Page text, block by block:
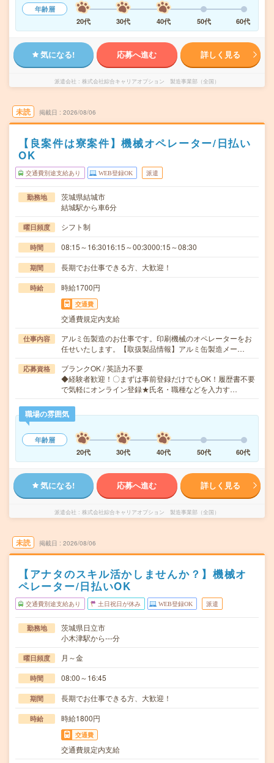
年齢層
20代
30代 40代 50代 60代
気になる! 応募へ進む 詳しく見る
派遣会社 株式会社綜合キャリアオプション 製造事業部（全国）
未読 掲載日 2026/08/06
【良案件は寮案件】機械オペレーター/日払い
OK
交通費別途支給あり WEB登録OK 派遣
勤務地
茨城県結城市
結城駅から車6分
曜日頻度 シフト制
時間 08:15～16:3016:15～00:3000:15～08:30
期間 長期でお仕事できる方、大歓迎！
時給 時給1700円
交通費
交通費規定内支給
仕事内容
アルミ缶製造のお仕事です。印刷機械のオペレーターをお
任せいたします。【取扱製品情報】アルミ缶製造メー…
応募資格
ブランクOK / 英語力不要
◆経験者歓迎！〇まずは事前登録だけでもOK！履歴書不要
で気軽にオンライン登録★氏名・職種などを入力す…
職場の雰囲気
年齢層
20代
30代 40代 50代 60代
気になる! 応募へ進む 詳しく見る
派遣会社 株式会社綜合キャリアオプション 製造事業部（全国）
未読 掲載日 2026/08/06
【アナタのスキル活かしませんか？】機械オ
ペレーター/日払いOK
交通費別途支給あり 土日祝日が休み WEB登録OK 派遣
勤務地
茨城県日立市
小木津駅から---分
曜日頻度 月～金
時間 08:00～16:45
期間 長期でお仕事できる方、大歓迎！
時給 時給1800円
交通費
交通費規定内支給